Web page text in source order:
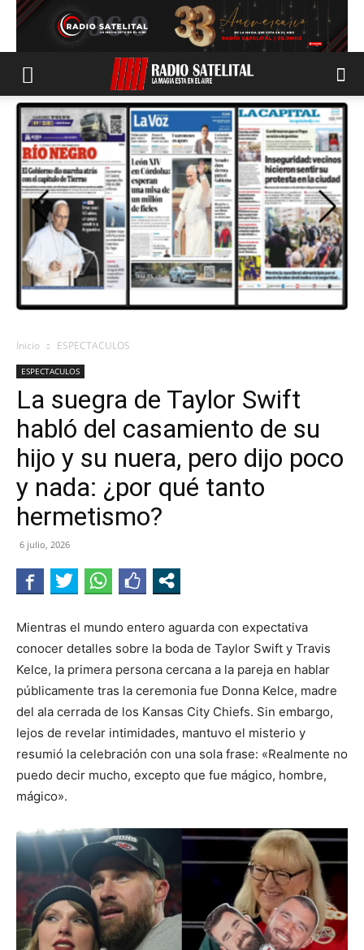
Inicio ESPECTACULOS
ESPECTACULOS
La suegra de Taylor Swift
habló del casamiento de su
hijo y su nuera, pero dijo poco
y nada: ¿por qué tanto
hermetismo?
6 julio, 2026
Mientras el mundo entero aguarda con expectativa
conocer detalles sobre la boda de Taylor Swift y Travis
Kelce, la primera persona cercana a la pareja en hablar
públicamente tras la ceremonia fue Donna Kelce, madre
del ala cerrada de los Kansas City Chiefs. Sin embargo,
lejos de revelar intimidades, mantuvo el misterio y
resumió la celebración con una sola frase: «Realmente no
puedo decir mucho, excepto que fue mágico, hombre,
mágico».